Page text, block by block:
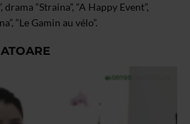
“Straina”, “A Happy Event”,
“Le Gamin au vélo”.